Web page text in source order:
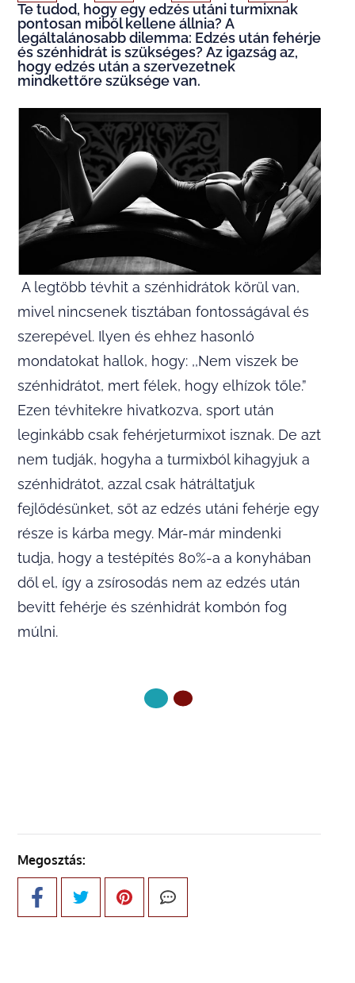
Te tudod, hogy egy edzés utáni turmixnak
pontosan miből kellene állnia? A
legáltalánosabb dilemma: Edzés után fehérje
és szénhidrát is szükséges? Az igazság az,
hogy edzés után a szervezetnek
mindkettőre szüksége van.
A legtöbb tévhit a szénhidrátok körül van,
mivel nincsenek tisztában fontosságával és
szerepével. Ilyen és ehhez hasonló
mondatokat hallok, hogy: ,,Nem viszek be
szénhidrátot, mert félek, hogy elhízok tőle.”
Ezen tévhitekre hivatkozva, sport után
leginkább csak fehérjeturmixot isznak. De azt
nem tudják, hogyha a turmixból kihagyjuk a
szénhidrátot, azzal csak hátráltatjuk
fejlődésünket, sőt az edzés utáni fehérje egy
része is kárba megy. Már-már mindenki
tudja, hogy a testépítés 80%-a a konyhában
dől el, így a zsírosodás nem az edzés után
bevitt fehérje és szénhidrát kombón fog
múlni.
Megosztás: